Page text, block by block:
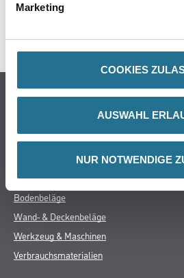
Marketing
COOKIES
AUSWAHL
NUR NOTWENDIGE
Online-Shop
WDV-Systeme
Putze- und Spachtelmassen
Bodenbeläge
Wand- & Deckenbeläge
Werkzeug & Maschinen
Verbrauchsmaterialien